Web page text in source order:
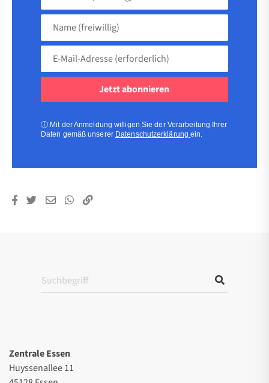
Name
(freiwillig)
Adresse
ⓘ Mit der Anmeldung willigen Sie der Verarbeitung Ihrer
Daten gemäß unserer Datenschutzerklärungein.
Zentrale Essen
Huyssenallee 11